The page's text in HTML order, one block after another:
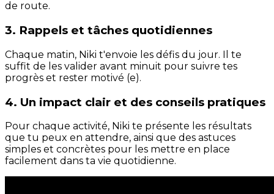
de route.
3. Rappels et tâches quotidiennes
Chaque matin, Niki t'envoie les défis du jour. Il te
suffit de les valider avant minuit pour suivre tes
progrès et rester motivé (e).
4. Un impact clair et des conseils pratiques
Pour chaque activité, Niki te présente les résultats
que tu peux en attendre, ainsi que des astuces
simples et concrètes pour les mettre en place
facilement dans ta vie quotidienne.